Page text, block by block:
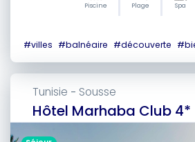
Piscine Plage Spa
#villes #balnéaire #découverte #
Hôtel Marhaba Club 4*
Tunisie - Sousse